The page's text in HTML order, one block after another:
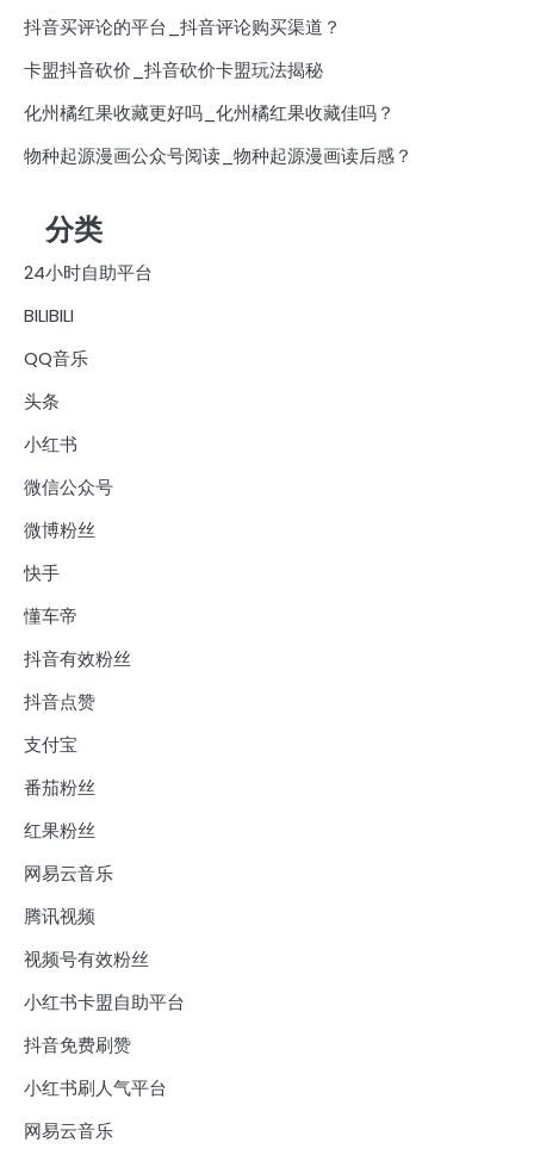
抖音买评论的平台_抖音评论购买渠道？
卡盟抖音砍价_抖音砍价卡盟玩法揭秘
化州橘红果收藏更好吗_化州橘红果收藏佳吗？
物种起源漫画公众号阅读_物种起源漫画读后感？
分类
24小时自助平台
BILIBILI
QQ音乐
头条
小红书
微信公众号
微博粉丝
快手
懂车帝
抖音有效粉丝
抖音点赞
支付宝
番茄粉丝
红果粉丝
网易云音乐
腾讯视频
视频号有效粉丝
小红书卡盟自助平台
抖音免费刷赞
小红书刷人气平台
网易云音乐